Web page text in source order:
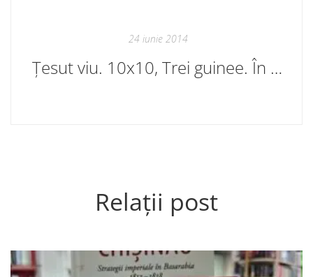
24 iunie 2014
Țesut viu. 10x10, Trei guinee. În librăriile bune
Relații post